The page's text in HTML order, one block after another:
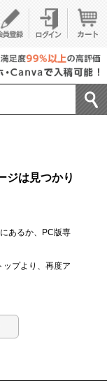
ジは見つかり
あるか、PC版専
ップより、再度ア